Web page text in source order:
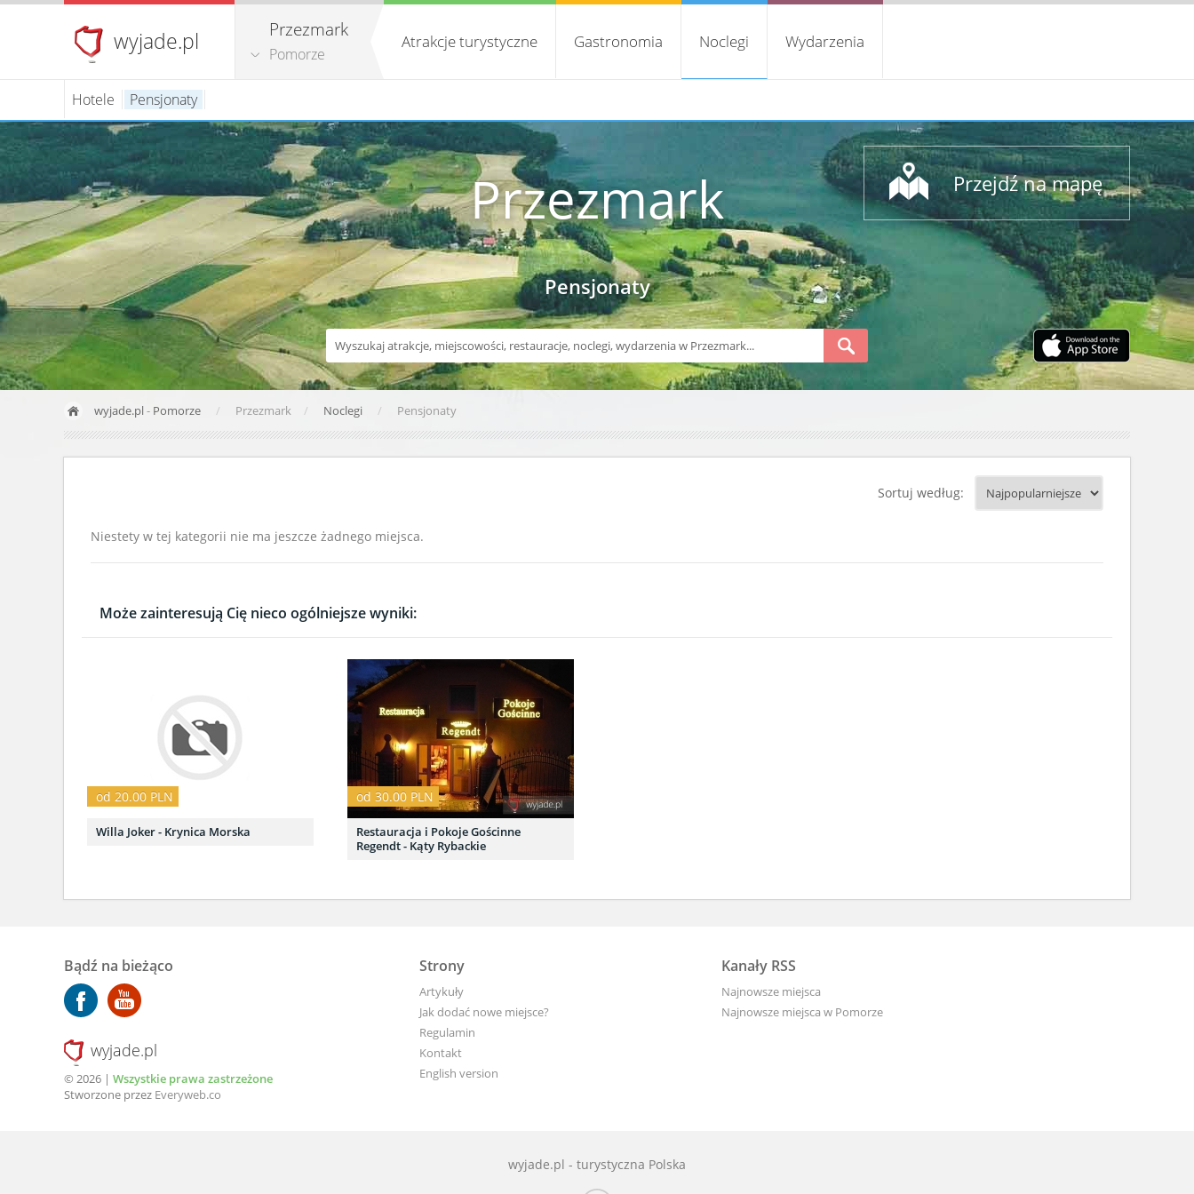
wyjade.pl Przezmark
Pomorze
Atrakcje turystyczne Gastronomia Noclegi
Hotele Pensjonaty
Wydarzenia
Przezmark
Pensjonaty
Przejdź na mapę
wyjade.pl- Pomorze Przezmark Noclegi Pensjonaty
Sortuj według:
Niestety w tej kategorii nie ma jeszcze żadnego miejsca.
Może zainteresują Cię nieco ogólniejsze wyniki:
od 20.00 PLN
Willa Joker - Krynica Morska
od 30.00 PLN
Restauracja i Pokoje Gościnne
Regendt - Kąty Rybackie
Bądź na bieżąco
wyjade.pl
© 2026 | Wszystkie prawa zastrzeżone
Stworzone przez Everyweb.co
Strony
Artykuły
Jak dodać nowe miejsce?
Regulamin
Kontakt
English version
Kanały RSS
Najnowsze miejsca
Najnowsze miejsca w Pomorze
wyjade.pl - turystyczna Polska